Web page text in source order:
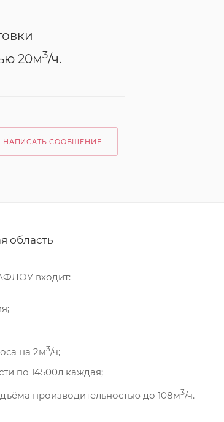
20м3/ч.
НАПИСАТЬ СООБЩЕНИЕ
область
входит:
на 2м3/ч;
по 14500л каждая;
производительностью до 108м3/ч.